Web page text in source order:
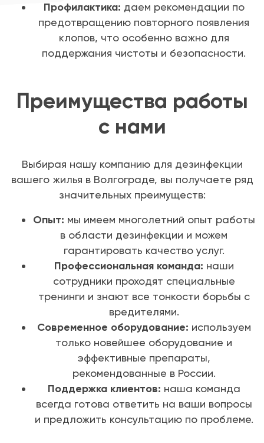
Профилактика: даем рекомендации по
предотвращению повторного появления
клопов, что особенно важно для
поддержания чистоты и безопасности.
Преимущества работы
с нами
Выбирая нашу компанию для дезинфекции
вашего жилья в Волгограде, вы получаете ряд
значительных преимуществ:
Опыт: мы имеем многолетний опыт работы
в области дезинфекции и можем
гарантировать качество услуг.
Профессиональная команда: наши
сотрудники проходят специальные
тренинги и знают все тонкости борьбы с
вредителями.
Современное оборудование: используем
только новейшее оборудование и
эффективные препараты,
рекомендованные в России.
Поддержка клиентов: наша команда
всегда готова ответить на ваши вопросы
и предложить консультацию по проблеме.